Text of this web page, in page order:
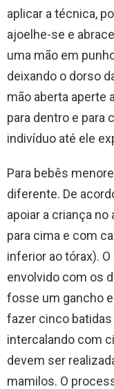
aplicar a técnica,
ajoelhe-se e
uma mão em
deixando o dorso
mão aberta aperte
para dentro e para
indivíduo até ele
Para bebês
diferente. De
apoiar a criança
para cima e com
inferior ao tórax).
envolvido com os
fosse um gancho
fazer cinco
intercalando com
devem ser
mamilos. O